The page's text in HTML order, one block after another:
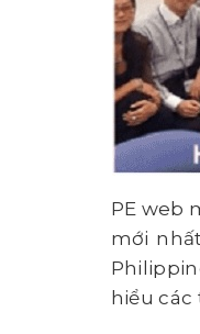
PE web
mới
hiểu